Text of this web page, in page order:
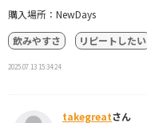
購入場所：NewDays
飲みやすさ
リピートしたい
2025.07.13 15:34:24
takegreatさん